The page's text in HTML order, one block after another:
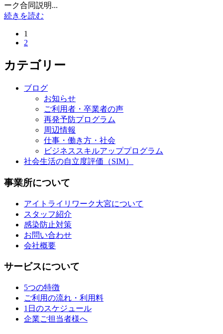
ーク合同説明...
続きを読む
1
2
カテゴリー
ブログ
お知らせ
ご利用者・卒業者の声
再発予防プログラム
周辺情報
仕事・働き方・社会
ビジネススキルアッププログラム
社会生活の自立度評価（SIM）
事業所について
アイトライリワーク大宮について
スタッフ紹介
感染防止対策
お問い合わせ
会社概要
サービスについて
5つの特徴
ご利用の流れ・利用料
1日のスケジュール
企業ご担当者様へ